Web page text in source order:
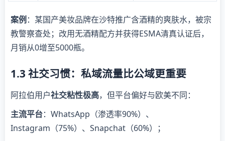
案例 ：某国产美妆品牌在沙特推广含酒精的爽肤水，被宗
教警察查处；改用无酒精配方并获得ESMA清真认证后，
月销从0增至5000瓶。
1.3 社交习惯：私域流量比公域更重要
阿拉伯用户社交粘性极高，但平台偏好与欧美不同：
主流平台：WhatsApp（渗透率90%）、
Instagram（75%）、Snapchat（60%）；